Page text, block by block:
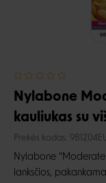
Nylabone
kauliukas su
Prekės kodas:
Nylabone
lanksčios,